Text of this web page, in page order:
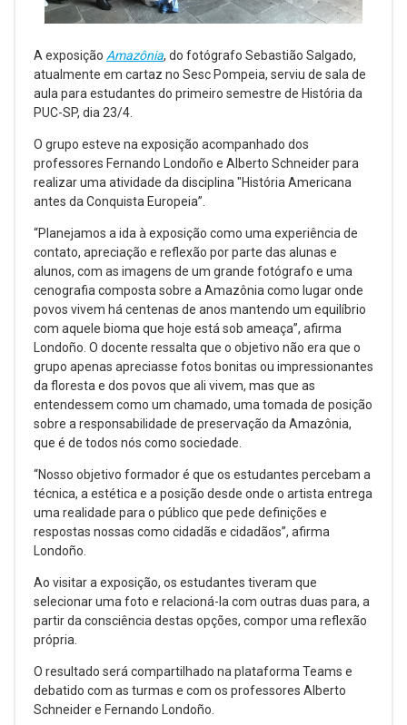
A exposição Amazônia, do fotógrafo Sebastião Salgado,
atualmente em cartaz no Sesc Pompeia, serviu de sala de
aula para estudantes do primeiro semestre de História da
PUC-SP, dia 23/4.
O grupo esteve na exposição acompanhado dos
professores Fernando Londoño e Alberto Schneider para
realizar uma atividade da disciplina "História Americana
antes da Conquista Europeia”.
“Planejamos a ida à exposição como uma experiência de
contato, apreciação e reflexão por parte das alunas e
alunos, com as imagens de um grande fotógrafo e uma
cenografia composta sobre a Amazônia como lugar onde
povos vivem há centenas de anos mantendo um equilíbrio
com aquele bioma que hoje está sob ameaça”, afirma
Londoño. O docente ressalta que o objetivo não era que o
grupo apenas apreciasse fotos bonitas ou impressionantes
da floresta e dos povos que ali vivem, mas que as
entendessem como um chamado, uma tomada de posição
sobre a responsabilidade de preservação da Amazônia,
que é de todos nós como sociedade.
“Nosso objetivo formador é que os estudantes percebam a
técnica, a estética e a posição desde onde o artista entrega
uma realidade para o público que pede definições e
respostas nossas como cidadãs e cidadãos”, afirma
Londoño.
Ao visitar a exposição, os estudantes tiveram que
selecionar uma foto e relacioná-la com outras duas para, a
partir da consciência destas opções, compor uma reflexão
própria.
O resultado será compartilhado na plataforma Teams e
debatido com as turmas e com os professores Alberto
Schneider e Fernando Londoño.